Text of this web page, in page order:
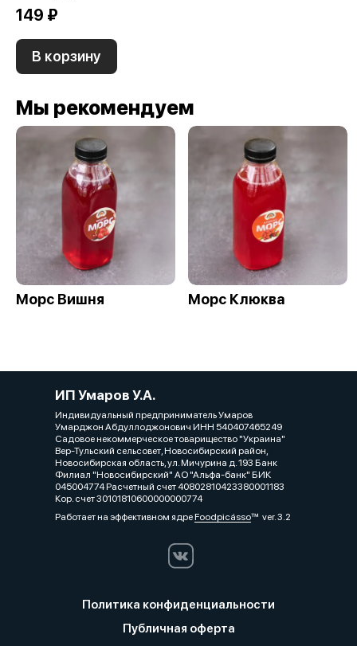
149 ₽
В корзину
Мы рекомендуем
Морс Вишня Морс Клюква
ИП Умаров У.А.
Индивидуальный предприниматель Умаров
Умарджон Абдуллоджонович ИНН 540407465249
Садовое некоммерческое товарищество "Украина"
Вер-Тульский сельсовет, Новосибирский район,
Новосибирская область, ул. Мичурина д. 193 Банк
Филиал "Новосибирский" АО "Альфа-банк" БИК
045004774 Расчетный счет 40802810423380001183
Кор. счет 30101810600000000774
Работает на эффективном ядреFoodpicássover. 3.2
Политика конфиденциальности
Публичная оферта